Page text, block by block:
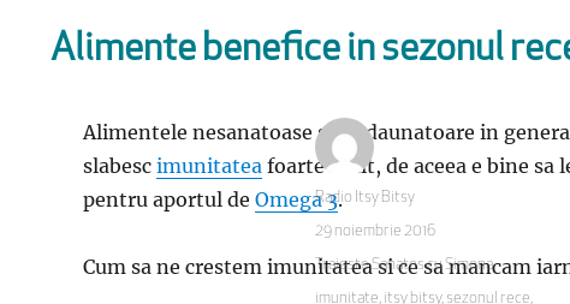
Alimente benefice in sezonul
Alimentele nesanatoase sunt daunatoare in
slabesc imunitateafoarte mult, de aceea e bine sa
pentru aportul de Omega 3.
Cum sa ne crestem imunitatea si ce sa mancam
Autor
Radio Itsy Bitsy
Publicat
pe
29 noiembrie 2016
Categorii
Traieste Sanatos cu Simona
Etichete
imunitate, itsy bitsy, sezonul rece,